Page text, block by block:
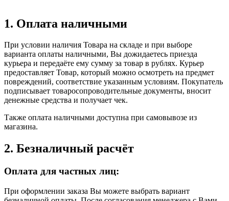
1. Оплата наличными
При условии наличия Товара на складе и при выборе
варианта оплаты наличными, Вы дожидаетесь приезда
курьера и передаёте ему сумму за товар в рублях. Курьер
предоставляет Товар, который можно осмотреть на предмет
повреждений, соответствие указанным условиям. Покупатель
подписывает товаросопроводительные документы, вносит
денежные средства и получает чек.
Также оплата наличными доступна при самовывозе из
магазина.
2. Безналичный расчёт
Оплата для частных лиц:
При оформлении заказа Вы можете выбрать вариант